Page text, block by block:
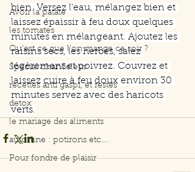
Avoir la patate
les tomates
Qu’est ce que l’on mange ce soir ?
Spécial chandeleur
recettes anti gaspi, et restes
detox
le mariage des aliments
automne : potirons etc....
Pour fondre de plaisir
bien. Versez l'eau, mélangez bien et
laissez épaissir à feu doux quelques
minutes en mélangeant. Ajoutez les
raisins secs, les herbes, salez
légèrement et poivrez. Couvrez et
laissez cuire à feu doux environ 30
minutes servez avec des haricots
verts.